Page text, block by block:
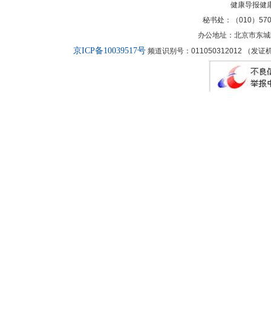
健康导报健
秘书处：（010）
办公地址：北京市东
京ICP备10039517号频道识别号：011050312012 （发证